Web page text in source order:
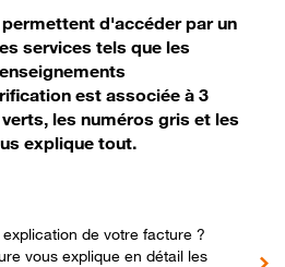
d'accéder par un
services tels que les
est associée à 3
les numéros gris et les
explique tout.
de votre facture ?
vous explique en détail les